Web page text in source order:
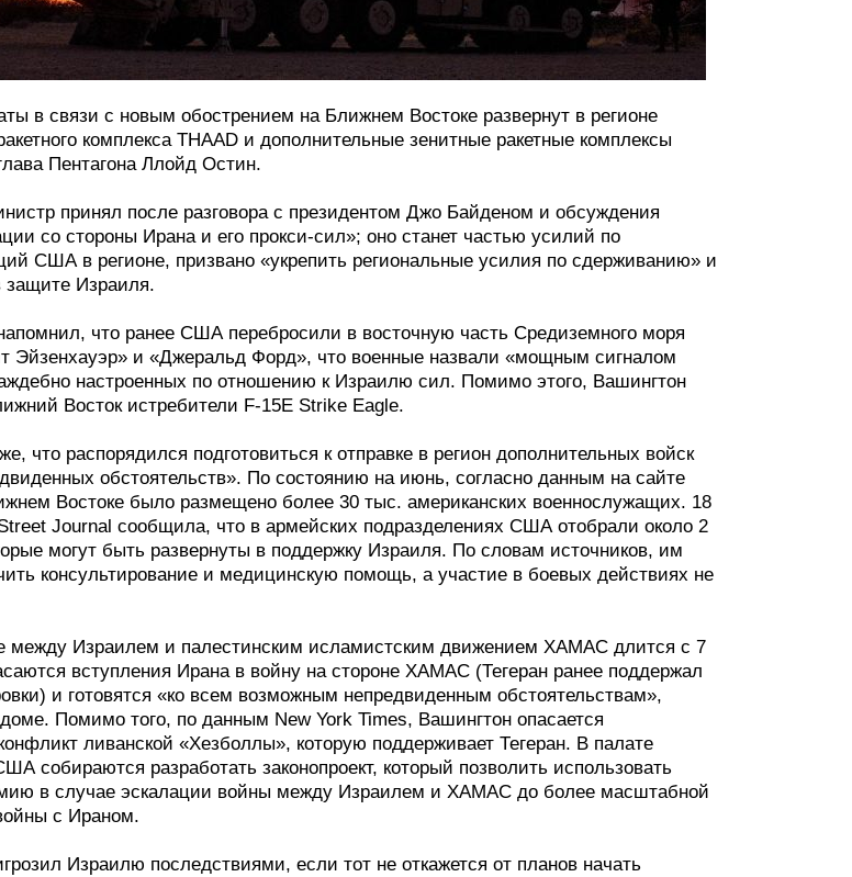
в связи с новым обострением на Ближнем Востоке развернут в регионе
комплекса THAAD и дополнительные зенитные ракетные комплексы
Пентагона Ллойд Остин.
принял после разговора с президентом Джо Байденом и обсуждения
со стороны Ирана и его прокси-сил»; оно станет частью усилий по
США в регионе, призвано «укрепить региональные усилия по сдерживанию» и
защите Израиля.
что ранее США перебросили в восточную часть Средиземного моря
Эйзенхауэр» и «Джеральд Форд», что военные назвали «мощным сигналом
настроенных по отношению к Израилю сил. Помимо этого, Вашингтон
Восток истребители F-15E Strike Eagle.
что распорядился подготовиться к отправке в регион дополнительных войск
обстоятельств». По состоянию на июнь, согласно данным на сайте
Востоке было размещено более 30 тыс. американских военнослужащих. 18
Journal сообщила, что в армейских подразделениях США отобрали около 2
могут быть развернуты в поддержку Израиля. По словам источников, им
консультирование и медицинскую помощь, а участие в боевых действиях не
между Израилем и палестинским исламистским движением ХАМАС длится с 7
вступления Ирана в войну на стороне ХАМАС (Тегеран ранее поддержал
и готовятся «ко всем возможным непредвиденным обстоятельствам»,
Помимо того, по данным New York Times, Вашингтон опасается
ливанской «Хезболлы», которую поддерживает Тегеран. В палате
собираются разработать законопроект, который позволить использовать
в случае эскалации войны между Израилем и ХАМАС до более масштабной
с Ираном.
Израилю последствиями, если тот не откажется от планов начать